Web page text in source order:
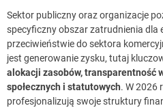
Sektor publiczny oraz organizacje
specyficzny obszar zatrudnienia dla
przeciwieństwie do sektora
jest generowanie zysku, tutaj
alokacji zasobów, transparentność
społecznych i statutowych. W 2026
profesjonalizują swoje struktury